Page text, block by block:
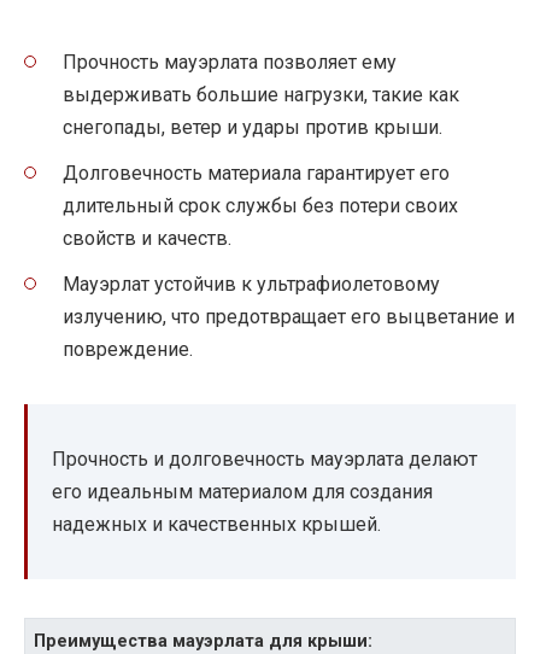
Прочность мауэрлата позволяет ему
выдерживать большие нагрузки, такие как
снегопады, ветер и удары против крыши.
Долговечность материала гарантирует его
длительный срок службы без потери своих
свойств и качеств.
Мауэрлат устойчив к ультрафиолетовому
излучению, что предотвращает его выцветание и
повреждение.
Прочность и долговечность мауэрлата делают
его идеальным материалом для создания
надежных и качественных крышей.
Преимущества мауэрлата для крыши: